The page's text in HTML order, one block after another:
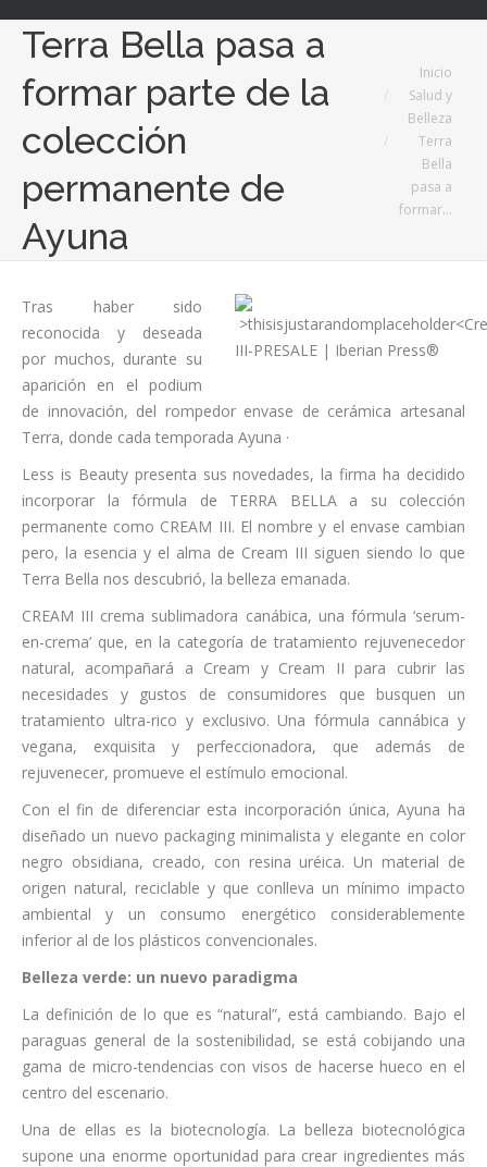
Terra Bella pasa a
formar parte de la
colección
permanente de
Ayuna
Estás aquí:Inicio
Salud y
Belleza
Terra
Bella
pasa a
formar…
Tras haber sido
reconocida y deseada
por muchos, durante su
aparición en el podium
de innovación, del rompedor envase de cerámica artesanal
Terra, donde cada temporada Ayuna ·
Less is Beauty presenta sus novedades, la firma ha decidido
incorporar la fórmula de TERRA BELLA a su colección
permanente como CREAM III. El nombre y el envase cambian
pero, la esencia y el alma de Cream III siguen siendo lo que
Terra Bella nos descubrió, la belleza emanada.
CREAM III crema sublimadora canábica, una fórmula ‘serum-
en-crema’ que, en la categoría de tratamiento rejuvenecedor
natural, acompañará a Cream y Cream II para cubrir las
necesidades y gustos de consumidores que busquen un
tratamiento ultra-rico y exclusivo. Una fórmula cannábica y
vegana, exquisita y perfeccionadora, que además de
rejuvenecer, promueve el estímulo emocional.
Con el fin de diferenciar esta incorporación única, Ayuna ha
diseñado un nuevo packaging minimalista y elegante en color
negro obsidiana, creado, con resina uréica. Un material de
origen natural, reciclable y que conlleva un mínimo impacto
ambiental y un consumo energético considerablemente
inferior al de los plásticos convencionales.
Belleza verde: un nuevo paradigma
La definición de lo que es “natural”, está cambiando. Bajo el
paraguas general de la sostenibilidad, se está cobijando una
gama de micro-tendencias con visos de hacerse hueco en el
centro del escenario.
Una de ellas es la biotecnología. La belleza biotecnológica
supone una enorme oportunidad para crear ingredientes más